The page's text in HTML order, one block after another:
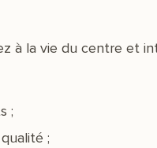
à la vie du centre et
;
;